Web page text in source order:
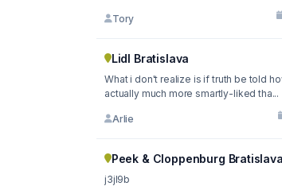
Tory
Lidl Bratislava
What i don't realize is if truth be told
actually much more smartly-liked tha...
Arlie
Peek & Cloppenburg
j3jl9b